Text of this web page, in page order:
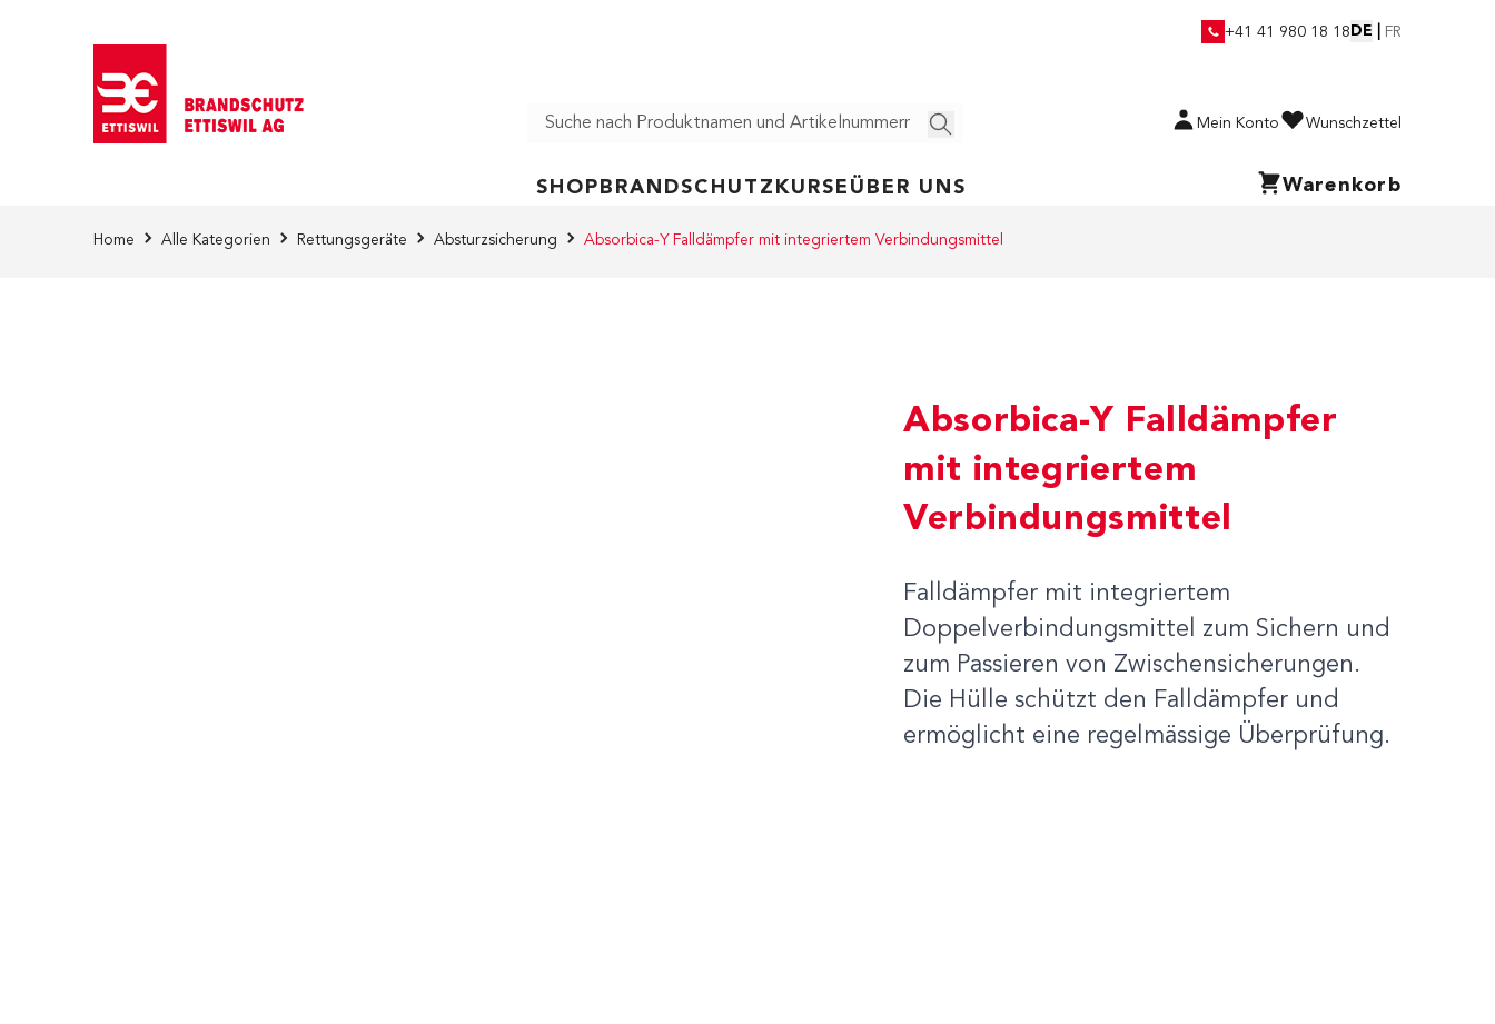
+41 41 980 18 18 DE FR
Mein Konto Wunschzettel
SHOP BRANDSCHUTZ KURSE ÜBER UNS Warenkorb
Home Alle Kategorien Rettungsgeräte Absturzsicherung Absorbica-Y Falldämpfer mit integriertem Verbindungsmittel
Absorbica-Y Falldämpfer
mit integriertem
Verbindungsmittel
Falldämpfer mit integriertem
Doppelverbindungsmittel zum Sichern und
zum Passieren von Zwischensicherungen.
Die Hülle schützt den Falldämpfer und
ermöglicht eine regelmässige Überprüfung.